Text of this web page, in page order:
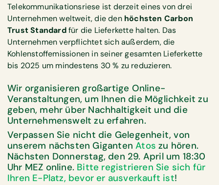
Telekommunikationsriese ist derzeit eines von drei
Unternehmen weltweit, die den höchsten Carbon
Trust Standardfür die Lieferkette halten. Das
Unternehmen verpflichtet sich außerdem, die
Kohlenstoffemissionen in seiner gesamten Lieferkette
bis 2025 um mindestens 30 % zu reduzieren.
Wir organisieren großartige Online-
Veranstaltungen, um Ihnen die Möglichkeit zu
geben, mehr über Nachhaltigkeit und die
Unternehmenswelt zu erfahren.
Verpassen Sie nicht die Gelegenheit, von
unserem nächsten GigantenAtos zu hören.
Nächsten Donnerstag, den 29. April um 18:30
Uhr MEZ online. Bitte registrieren Sie sich für
Ihren E-Platz, bevor er ausverkauft ist!